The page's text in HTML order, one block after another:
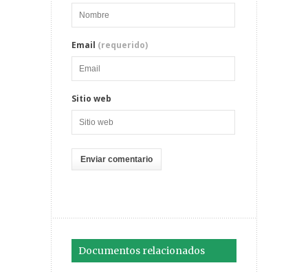
Email (requerido)
Sitio web
Documentos relacionados